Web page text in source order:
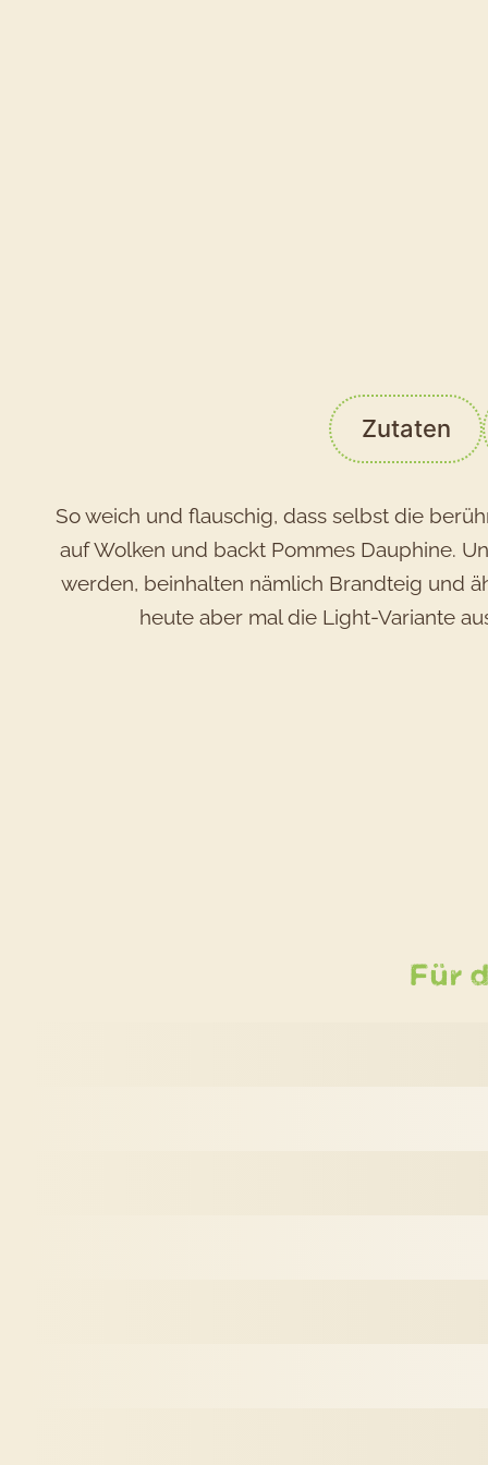
Zutaten
So weich und flauschig, dass selbst die
auf Wolken und backt Pommes Dauphine.
werden, beinhalten nämlich Brandteig und
heute aber mal die Light-Variante
Für